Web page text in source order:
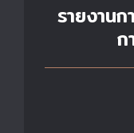
รายงานก
ก